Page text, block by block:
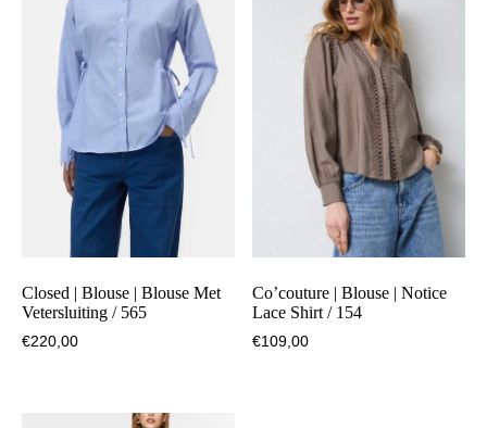
Closed | Blouse | Blouse Met
Vetersluiting / 565
€220,00
Co’couture | Blouse | Notice
Lace Shirt / 154
€109,00